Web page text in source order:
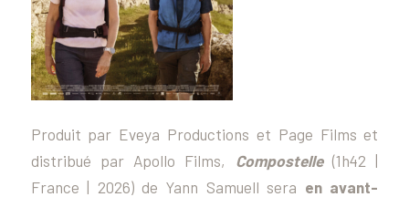
Produit par Eveya Productions et Page Films et
distribué par Apollo Films, Compostelle(1h42 |
France | 2026) de Yann Samuell sera en avant-